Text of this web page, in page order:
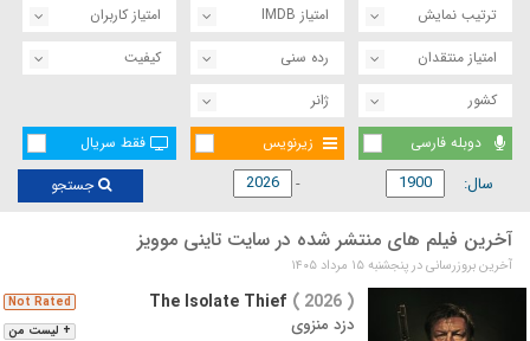
ترتیب نمایش امتیاز IMDB
امتیاز کاربران
امتیاز منتقدان
رده سنی
کیفیت
کشور
ژانر
دوبله فارسی
زیرنویس فقط سریال
سال: جستجو
آخرین فیلم های منتشر شده در سایت تاینی موویز
آخرین بروزرسانی در پنجشنبه ۱۵ مرداد ۱۴۰۵
+ لیست من
Not Rated The Isolate Thief ( 2026 )
دزد منزوی